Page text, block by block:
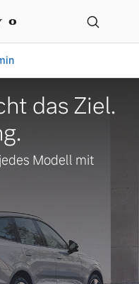
das Ziel.
Modell mit